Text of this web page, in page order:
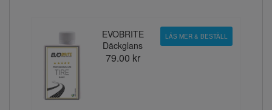
EVOBRITE
Däckglans
79.00 kr
LÄS MER & BESTÄLL